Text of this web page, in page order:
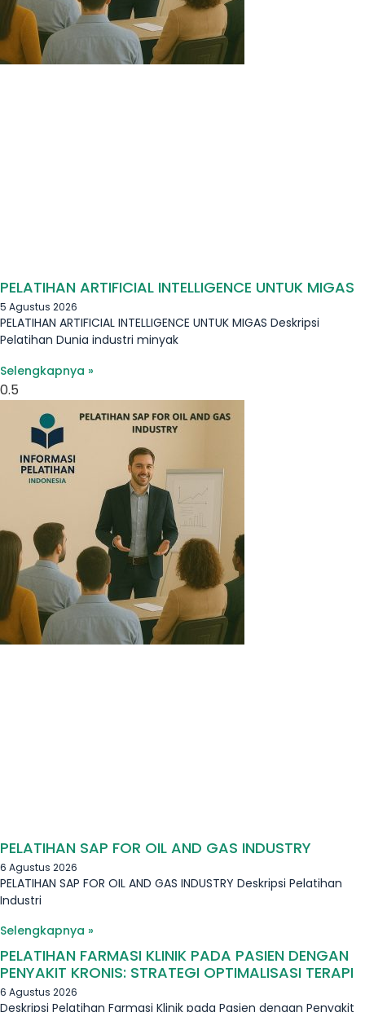
PELATIHAN ARTIFICIAL INTELLIGENCE UNTUK MIGAS
5 Agustus 2026
PELATIHAN ARTIFICIAL INTELLIGENCE UNTUK MIGAS Deskripsi
Pelatihan Dunia industri minyak
Selengkapnya »
PELATIHAN SAP FOR OIL AND GAS INDUSTRY
6 Agustus 2026
PELATIHAN SAP FOR OIL AND GAS INDUSTRY Deskripsi Pelatihan
Industri
Selengkapnya »
PELATIHAN FARMASI KLINIK PADA PASIEN DENGAN
PENYAKIT KRONIS: STRATEGI OPTIMALISASI TERAPI
6 Agustus 2026
Deskripsi Pelatihan Farmasi Klinik pada Pasien dengan Penyakit